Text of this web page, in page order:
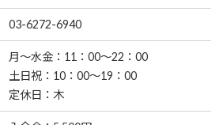
03-6272-6940
月～水金：11：00～22：00
土日祝：10：00～19：00
定休日：木